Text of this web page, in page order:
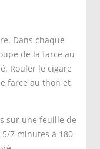
Dans chaque
de la farce au
Rouler le cigare
farce au thon et
sur une feuille de
7 minutes à 180